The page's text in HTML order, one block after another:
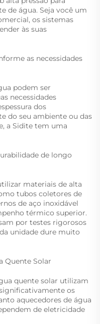
de água. Seja você um
os sistemas
às suas
as necessidades
podem ser
necessidades
dos
do seu ambiente ou das
a Sidite tem uma
de longo
materiais de alta
tubos coletores de
de aço inoxidável
térmico superior.
por testes rigorosos
unidade dure muito
Quente Solar
quente solar utilizam
os
aquecedores de água
de eletricidade